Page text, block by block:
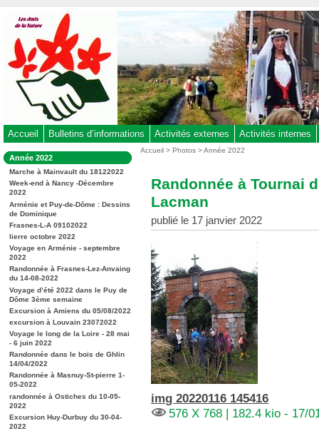
au
contenu
-
Aller
au
menu
-
à
la
recherche
Accueil Bulletins d’informations Activités externes Activités internes
Dans
la
rubrique
:
Année 2022
Marche à Mainvault du 18122022
Week-end à Nancy -Décembre
2022
Arménie et Puy-de-Dôme : Dessins
de Dominique
Frasnes-L-A 09102022
lierre octobre 2022
Voyage en Arménie - septembre
2022
Randonnée à Frasnes-Lez-Anvaing
du 14-08-2022
Voyage d’été 2022 dans le Puy de
Dôme 3ème semaine
Excursion à Amiens du 05/08/2022
excursion à Louvain 23072022
Voyage le long de la Loire - 28 mai
- 6 juin 2022
Randonnée dans le bois de Ghlin
14/04/2022
Randonnée à Masnuy-St-pierre 1-
05-2022
randonnée à Ostiches du 10-05-
2022
Excursion Huy-Durbuy du 30-04-
2022
Vous
Accueil >Photos >Année 2022
Randonnée à Tournai
Lacman
publié le 17 janvier 2022
img 20220116 145416
576 X 768 | 182.4 kio - 17/